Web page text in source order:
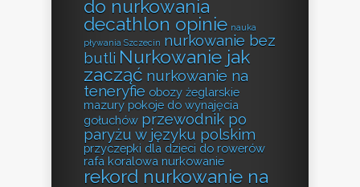
do nurkowania
decathlon opinie nauka
pływania Szczecin nurkowanie bez
butli Nurkowanie jak
zacząć nurkowanie na
teneryfie obozy żeglarskie
mazury pokoje do wynajęcia
gołuchów przewodnik po
paryżu w języku polskim
przyczepki dla dzieci do rowerów
rafa koralowa nurkowanie
rekord nurkowanie na